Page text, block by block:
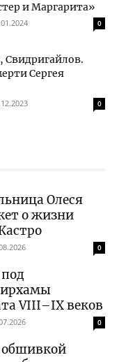
и Маргарита»
0
Свидригайлов.
Сергея
0
Олеся
о жизни
0
VIII–IX веков
0
обшивкой